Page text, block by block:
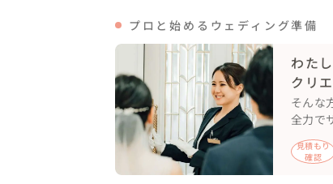
-+-+-+-+-+-+-+-+-+-+-+-+-+-+-+-+-+-+-+-
ピッチ、観客席、ピッチサイド、選手
って撮影を行っていきました！
プロと始めるウェディング準備
わた
クリ
そんな
全力で
見積もり
確認